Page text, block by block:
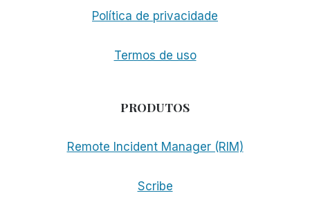
Política de privacidade
Termos de uso
PRODUTOS
Remote Incident Manager (RIM)
Scribe